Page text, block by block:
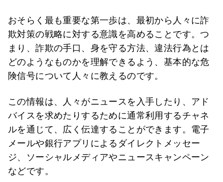
おそらく最も重要な第一歩は、最初から人々に詐
欺対策の戦略に対する意識を高めることです。つ
まり、詐欺の手口、身を守る方法、違法行為とは
どのようなものかを理解できるよう、基本的な危
険信号について人々に教えるのです。
この情報は、人々がニュースを入手したり、アド
バイスを求めたりするために通常利用するチャネ
ルを通じて、広く伝達することができます。電子
メールや銀行アプリによるダイレクトメッセー
ジ、ソーシャルメディアやニュースキャンペーン
などです。